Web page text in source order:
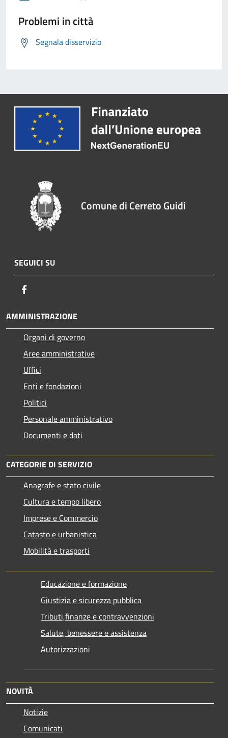
Problemi in città
Segnala disservizio
Comune di Cerreto Guidi
SEGUICI SU
AMMINISTRAZIONE
Organi di governo
Aree amministrative
Uffici
Enti e fondazioni
Politici
Personale amministrativo
Documenti e dati
CATEGORIE DI SERVIZIO
Anagrafe e stato civile
Cultura e tempo libero
Imprese e Commercio
Catasto e urbanistica
Mobilità e trasporti
Educazione e formazione
Giustizia e sicurezza pubblica
Tributi,finanze e contravvenzioni
Salute, benessere e assistenza
Autorizzazioni
NOVITÀ
Notizie
Comunicati